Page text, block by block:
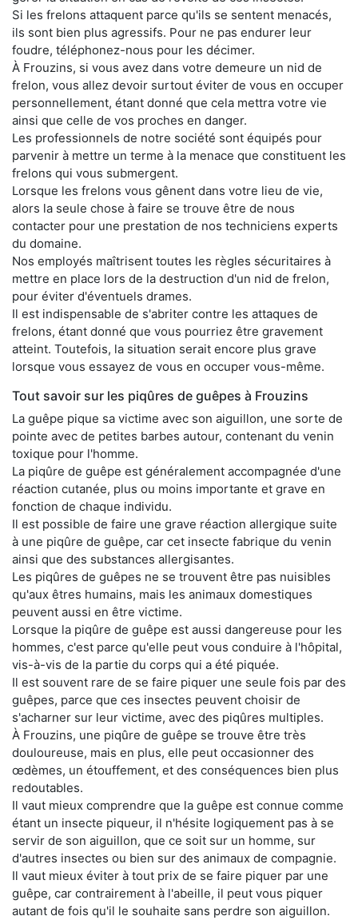
Si les frelons attaquent parce qu'ils se sentent menacés,
ils sont bien plus agressifs. Pour ne pas endurer leur
foudre, téléphonez-nous pour les décimer.
À Frouzins, si vous avez dans votre demeure un nid de
frelon, vous allez devoir surtout éviter de vous en occuper
personnellement, étant donné que cela mettra votre vie
ainsi que celle de vos proches en danger.
Les professionnels de notre société sont équipés pour
parvenir à mettre un terme à la menace que constituent les
frelons qui vous submergent.
Lorsque les frelons vous gênent dans votre lieu de vie,
alors la seule chose à faire se trouve être de nous
contacter pour une prestation de nos techniciens experts
du domaine.
Nos employés maîtrisent toutes les règles sécuritaires à
mettre en place lors de la destruction d'un nid de frelon,
pour éviter d'éventuels drames.
Il est indispensable de s'abriter contre les attaques de
frelons, étant donné que vous pourriez être gravement
atteint. Toutefois, la situation serait encore plus grave
lorsque vous essayez de vous en occuper vous-même.
Tout savoir sur les piqûres de guêpes à Frouzins
La guêpe pique sa victime avec son aiguillon, une sorte de
pointe avec de petites barbes autour, contenant du venin
toxique pour l'homme.
La piqûre de guêpe est généralement accompagnée d'une
réaction cutanée, plus ou moins importante et grave en
fonction de chaque individu.
Il est possible de faire une grave réaction allergique suite
à une piqûre de guêpe, car cet insecte fabrique du venin
ainsi que des substances allergisantes.
Les piqûres de guêpes ne se trouvent être pas nuisibles
qu'aux êtres humains, mais les animaux domestiques
peuvent aussi en être victime.
Lorsque la piqûre de guêpe est aussi dangereuse pour les
hommes, c'est parce qu'elle peut vous conduire à l'hôpital,
vis-à-vis de la partie du corps qui a été piquée.
Il est souvent rare de se faire piquer une seule fois par des
guêpes, parce que ces insectes peuvent choisir de
s'acharner sur leur victime, avec des piqûres multiples.
À Frouzins, une piqûre de guêpe se trouve être très
douloureuse, mais en plus, elle peut occasionner des
œdèmes, un étouffement, et des conséquences bien plus
redoutables.
Il vaut mieux comprendre que la guêpe est connue comme
étant un insecte piqueur, il n'hésite logiquement pas à se
servir de son aiguillon, que ce soit sur un homme, sur
d'autres insectes ou bien sur des animaux de compagnie.
Il vaut mieux éviter à tout prix de se faire piquer par une
guêpe, car contrairement à l'abeille, il peut vous piquer
autant de fois qu'il le souhaite sans perdre son aiguillon.